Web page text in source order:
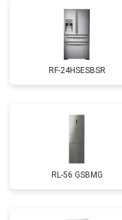
RF-24HSESBSR
RL-56 GSBMG